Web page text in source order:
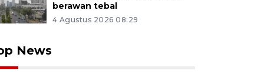
berawan tebal
4 Agustus 2026 08:29
News